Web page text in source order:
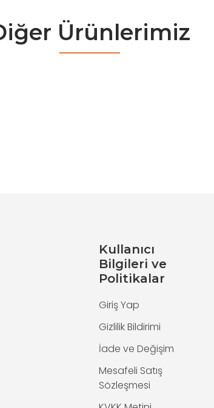
Ürünlerimiz
Kullanıcı
Bilgileri ve
Politikalar
Giriş Yap
Gizlilik Bildirimi
İade ve Değişim
Mesafeli Satış
Sözleşmesi